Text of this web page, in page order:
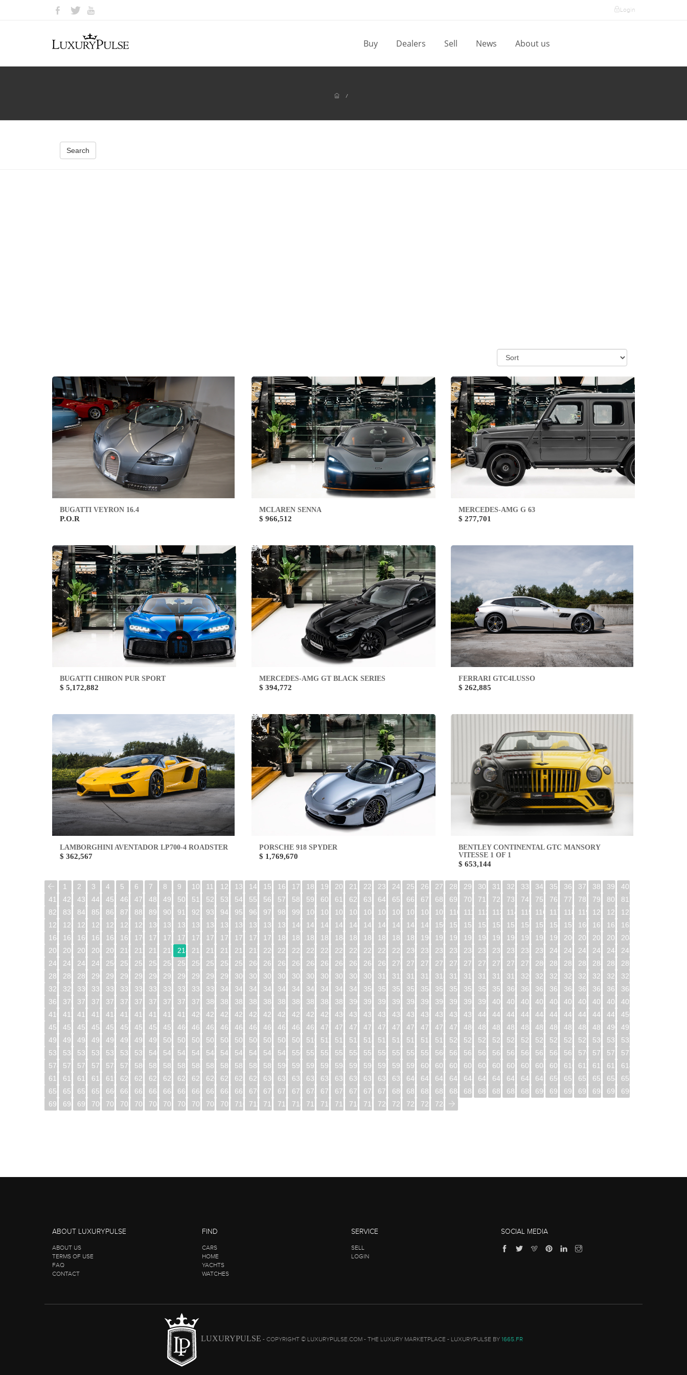
Login
Buy Dealers Sell News About us
/
Search
BUGATTI VEYRON 16.4
P.O.R
MCLAREN SENNA
$ 966,512
MERCEDES-AMG G 63
$ 277,701
BUGATTI CHIRON PUR SPORT
$ 5,172,882
MERCEDES-AMG GT BLACK SERIES
$ 394,772
FERRARI GTC4LUSSO
$ 262,885
LAMBORGHINI AVENTADOR LP700-4 ROADSTER
$ 362,567
PORSCHE 918 SPYDER
$ 1,769,670
BENTLEY CONTINENTAL GTC MANSORY
VITESSE 1 OF 1
$ 653,144
1 2 3 4 5 6 7 8 9 10 11 12 13 14 15 16 17 18 19 20 21 22 23 24 25 26 27 28 29 30 31 32 33 34 35 36 37 38 39
40
41
42 43 44 45 46 47 48 49 50 51 52 53 54 55 56 57 58 59 60 61 62 63 64 65 66 67 68 69 70 71 72 73 74 75 76 77 78 79 80
81
82
83 84 85 86 87 88 89 90 91 92 93 94 95 96 97 98 99 100 101 102 103 104 105 106 107 108 109 110 111 112 113 114 115 116 117 118 119 120 121
122
123
124 125 126 127 128 129 130 131 132 133 134 135 136 137 138 139 140 141 142 143 144 145 146 147 148 149 150 151 152 153 154 155 156 157 158 159 160 161 162
163
164
165 166 167 168 169 170 171 172 173 174 175 176 177 178 179 180 181 182 183 184 185 186 187 188 189 190 191 192 193 194 195 196 197 198 199 200 201 202 203
204
205
206 207 208 209 210 211 212 213 214 215 216 217 218 219 220 221 222 223 224 225 226 227 228 229 230 231 232 233 234 235 236 237 238 239 240 241 242 243 244
245
246
247 248 249 250 251 252 253 254 255 256 257 258 259 260 261 262 263 264 265 266 267 268 269 270 271 272 273 274 275 276 277 278 279 280 281 282 283 284 285
286
287
288 289 290 291 292 293 294 295 296 297 298 299 300 301 302 303 304 305 306 307 308 309 310 311 312 313 314 315 316 317 318 319 320 321 322 323 324 325 326
327
328
329 330 331 332 333 334 335 336 337 338 339 340 341 342 343 344 345 346 347 348 349 350 351 352 353 354 355 356 357 358 359 360 361 362 363 364 365 366 367
368
369
370 371 372 373 374 375 376 377 378 379 380 381 382 383 384 385 386 387 388 389 390 391 392 393 394 395 396 397 398 399 400 401 402 403 404 405 406 407 408
409
410
411 412 413 414 415 416 417 418 419 420 421 422 423 424 425 426 427 428 429 430 431 432 433 434 435 436 437 438 439 440 441 442 443 444 445 446 447 448 449
450
451
452 453 454 455 456 457 458 459 460 461 462 463 464 465 466 467 468 469 470 471 472 473 474 475 476 477 478 479 480 481 482 483 484 485 486 487 488 489 490
491
492
493 494 495 496 497 498 499 500 501 502 503 504 505 506 507 508 509 510 511 512 513 514 515 516 517 518 519 520 521 522 523 524 525 526 527 528 529 530 531
532
533
534 535 536 537 538 539 540 541 542 543 544 545 546 547 548 549 550 551 552 553 554 555 556 557 558 559 560 561 562 563 564 565 566 567 568 569 570 571 572
573
574
575 576 577 578 579 580 581 582 583 584 585 586 587 588 589 590 591 592 593 594 595 596 597 598 599 600 601 602 603 604 605 606 607 608 609 610 611 612 613
614
615
616 617 618 619 620 621 622 623 624 625 626 627 628 629 630 631 632 633 634 635 636 637 638 639 640 641 642 643 644 645 646 647 648 649 650 651 652 653 654
655
656
657 658 659 660 661 662 663 664 665 666 667 668 669 670 671 672 673 674 675 676 677 678 679 680 681 682 683 684 685 686 687 688 689 690 691 692 693 694 695
696
697
698 699 700 701 702 703 704 705 706 707 708 709 710 711 712 713 714 715 716 717 718 719 720 721 722 723 724
ABOUT LUXURYPULSE
ABOUT US
TERMS OF USE
FAQ
CONTACT
FIND
CARS
HOME
YACHTS
WATCHES
SERVICE
SELL
LOGIN
SOCIAL MEDIA
LUXURYPULSE - COPYRIGHT © LUXURYPULSE.COM - THE LUXURY MARKETPLACE - LUXURYPULSE BY 1665.FR